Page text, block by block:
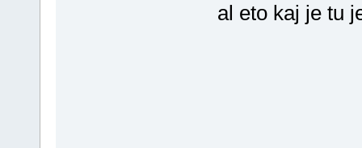
al eto kaj je tu